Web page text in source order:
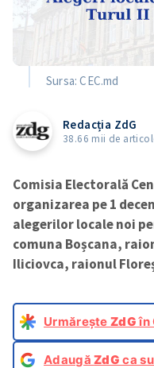
Sursa: CEC.md
Redacția ZdG
38.66 mii de
Comisia Electorală
organizarea pe 1
alegerilor locale noi
comuna Boșcana,
Iliciovca, raionul
Urmărește ZdGîn
AdaugăZdG ca